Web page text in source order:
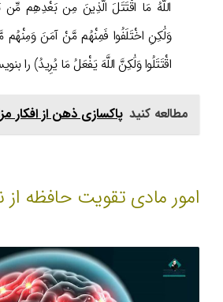
اللَّهُ مَا اقْتَتَلَ الَّذِینَ مِن بَعْدِهِم مِّن
وَلَٰکِنِ اخْتَلَفُوا فَمِنْهُم مَّنْ آمَنَ وَمِنْهُم
اقْتَتَلُوا وَلَٰکِنَّ اللَّهَ یَفْعَلُ مَا یُرِیدُ) را
مطالعه کنید پاکسازی ذهن از افکار
امور مادی تقویت حافظه از